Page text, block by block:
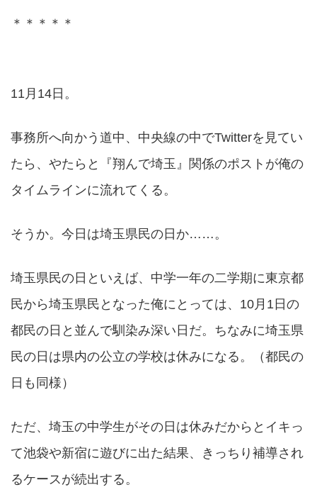
＊＊＊＊＊
11月14日。
事務所へ向かう道中、中央線の中でTwitterを見てい
たら、やたらと『翔んで埼玉』関係のポストが俺の
タイムラインに流れてくる。
そうか。今日は埼玉県民の日か……。
埼玉県民の日といえば、中学一年の二学期に東京都
民から埼玉県民となった俺にとっては、10月1日の
都民の日と並んで馴染み深い日だ。ちなみに埼玉県
民の日は県内の公立の学校は休みになる。（都民の
日も同様）
ただ、埼玉の中学生がその日は休みだからとイキっ
て池袋や新宿に遊びに出た結果、きっちり補導され
るケースが続出する。